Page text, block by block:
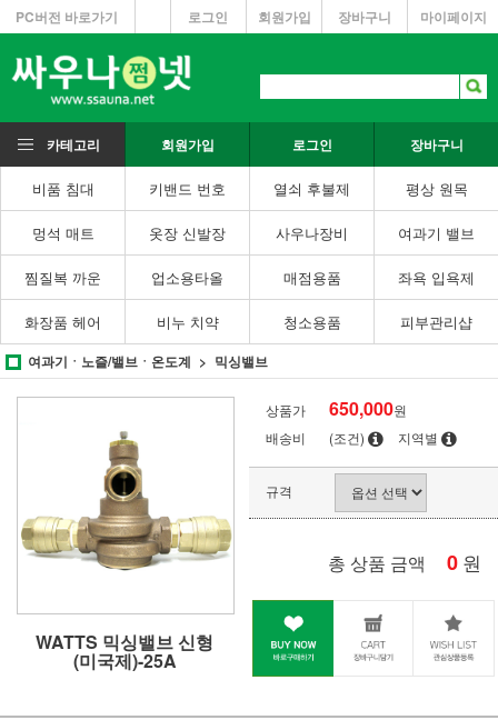
PC버전 바로가기 마이페이지
장바구니
회원가입
로그인
카테고리 회원가입 로그인 장바구니
비품 침대 키밴드 번호 열쇠 후불제 평상 원목
멍석 매트 옷장 신발장 사우나장비 여과기 밸브
찜질복 까운 업소용타올 매점용품 좌욕 입욕제
화장품 헤어 비누 치약 청소용품 피부관리샵
여과기ㆍ노즐/밸브ㆍ온도계 믹싱밸브
WATTS 믹싱밸브 신형
(미국제)-25A
상품가 650,000원
배송비
(조건) 지역별
규격
총 상품 금액 0 원